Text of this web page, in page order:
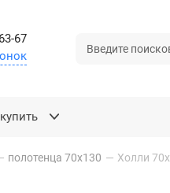
67
полотенца 70х130 —